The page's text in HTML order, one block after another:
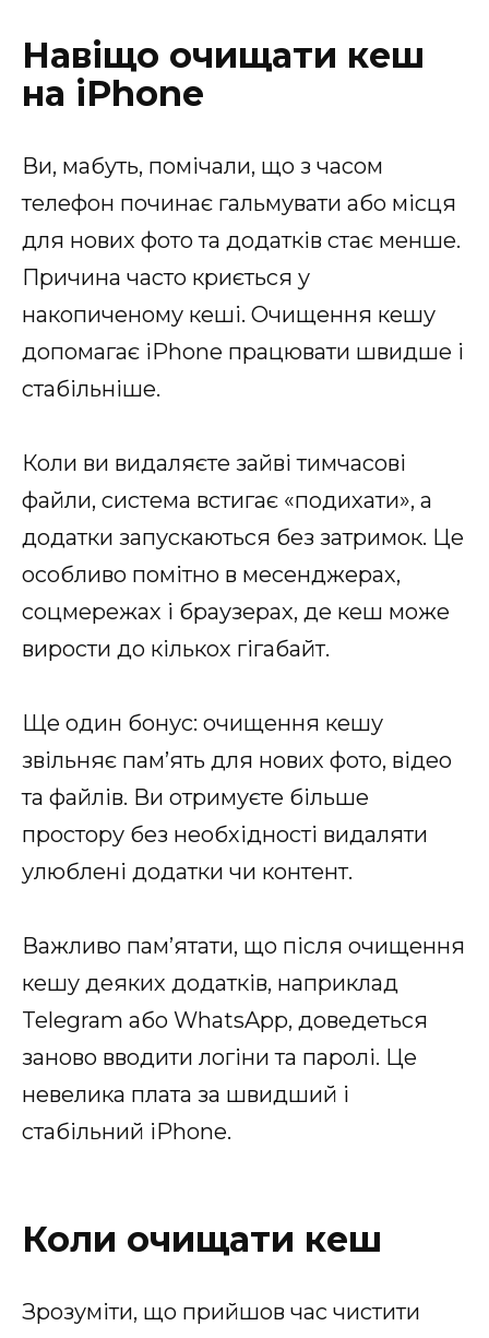
Навіщо очищати кеш
на iPhone
Ви, мабуть, помічали, що з часом
телефон починає гальмувати або місця
для нових фото та додатків стає менше.
Причина часто криється у
накопиченому кеші. Очищення кешу
допомагає iPhone працювати швидше і
стабільніше.
Коли ви видаляєте зайві тимчасові
файли, система встигає «подихати», а
додатки запускаються без затримок. Це
особливо помітно в месенджерах,
соцмережах і браузерах, де кеш може
вирости до кількох гігабайт.
Ще один бонус: очищення кешу
звільняє пам’ять для нових фото, відео
та файлів. Ви отримуєте більше
простору без необхідності видаляти
улюблені додатки чи контент.
Важливо пам’ятати, що після очищення
кешу деяких додатків, наприклад
Telegram або WhatsApp, доведеться
заново вводити логіни та паролі. Це
невелика плата за швидший і
стабільний iPhone.
Коли очищати кеш
Зрозуміти, що прийшов час чистити